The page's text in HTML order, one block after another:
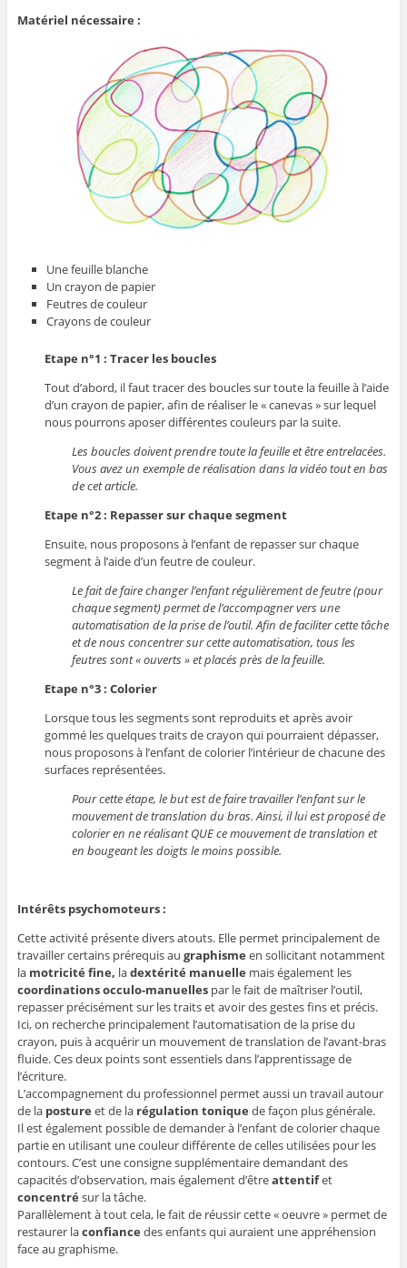
Matériel nécessaire :
Une feuille blanche
Un crayon de papier
Feutres de couleur
Crayons de couleur
Etape n°1 : Tracer les boucles
Tout d’abord, il faut tracer des boucles sur toute la feuille à l’aide
d’un crayon de papier, afin de réaliser le « canevas » sur lequel
nous pourrons aposer différentes couleurs par la suite.
Les boucles doivent prendre toute la feuille et être entrelacées.
Vous avez un exemple de réalisation dans la vidéo tout en bas
de cet article.
Etape n°2 : Repasser sur chaque segment
Ensuite, nous proposons à l’enfant de repasser sur chaque
segment à l’aide d’un feutre de couleur.
Le fait de faire changer l’enfant régulièrement de feutre (pour
chaque segment) permet de l’accompagner vers une
automatisation de la prise de l’outil. Afin de faciliter cette tâche
et de nous concentrer sur cette automatisation, tous les
feutres sont « ouverts » et placés près de la feuille.
Etape n°3 : Colorier
Lorsque tous les segments sont reproduits et après avoir
gommé les quelques traits de crayon qui pourraient dépasser,
nous proposons à l’enfant de colorier l’intérieur de chacune des
surfaces représentées.
Pour cette étape, le but est de faire travailler l’enfant sur le
mouvement de translation du bras. Ainsi, il lui est proposé de
colorier en ne réalisant QUE ce mouvement de translation et
en bougeant les doigts le moins possible.
Intérêts psychomoteurs :
Cette activité présente divers atouts. Elle permet principalement de
travailler certains prérequis au graphisme en sollicitant notamment
la motricité fine, ladextérité manuelle mais également les
coordinations occulo-manuelles par le fait de maîtriser l’outil,
repasser précisément sur les traits et avoir des gestes fins et précis.
Ici, on recherche principalement l’automatisation de la prise du
crayon, puis à acquérir un mouvement de translation de l’avant-bras
fluide. Ces deux points sont essentiels dans l’apprentissage de
l’écriture.
L’accompagnement du professionnel permet aussi un travail autour
de la posture et de larégulation tonique de façon plus générale.
Il est également possible de demander à l’enfant de colorier chaque
partie en utilisant une couleur différente de celles utilisées pour les
contours. C’est une consigne supplémentaire demandant des
capacités d’observation, mais également d’êtreattentifet
concentré sur la tâche.
Parallèlement à tout cela, le fait de réussir cette « oeuvre » permet de
restaurer laconfiance des enfants qui auraient une appréhension
face au graphisme.